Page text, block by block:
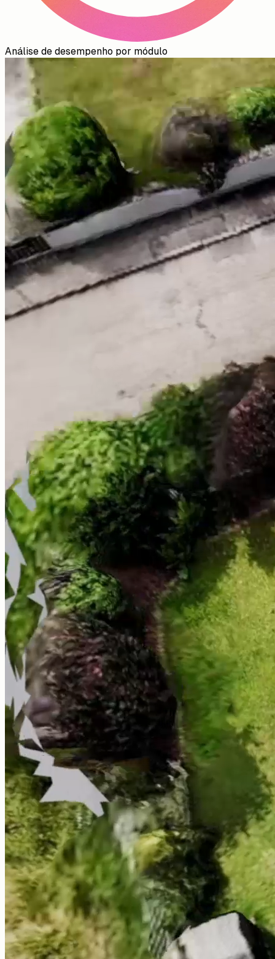
Análise de desempenho por módulo
Carga térmica sala a sala
Capture a geometria do edifício, o isolamento e as janelas
Em conformidade com a DIN EN 12831
Perfis de isolamento detalhados